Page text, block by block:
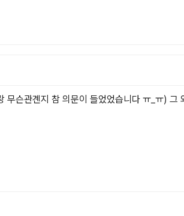
슨관곈지 참 의문이 들었었습니다 ㅠ_ㅠ) 그